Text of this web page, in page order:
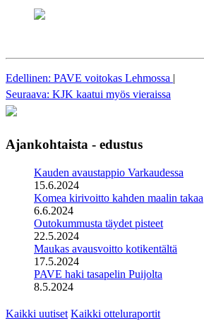
Edellinen: PAVE voitokas Lehmossa |
Seuraava: KJK kaatui myös vieraissa
Ajankohtaista - edustus
Kauden avaustappio Varkaudessa
15.6.2024
Komea kirivoitto kahden maalin takaa
6.6.2024
Outokummusta täydet pisteet
22.5.2024
Maukas avausvoitto kotikentältä
17.5.2024
PAVE haki tasapelin Puijolta
8.5.2024
Kaikki uutiset Kaikki otteluraportit